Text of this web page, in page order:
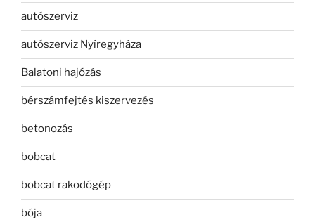
autószerviz
autószerviz Nyíregyháza
Balatoni hajózás
bérszámfejtés kiszervezés
betonozás
bobcat
bobcat rakodógép
bója